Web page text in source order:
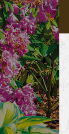
Tonte et réfection
pelouse 27